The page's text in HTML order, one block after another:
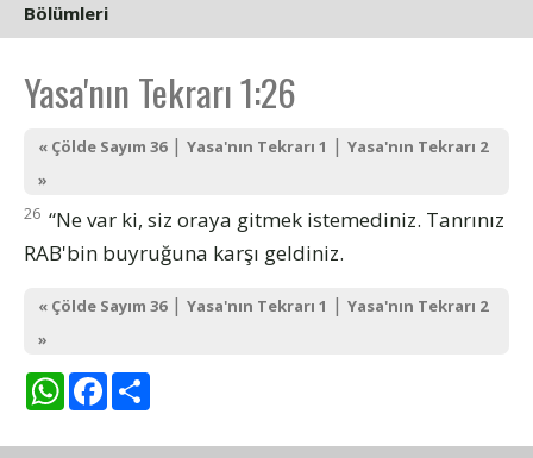
Bölümleri
Yasa'nın Tekrarı 1:26
« Çölde Sayım 36| Yasa'nın Tekrarı 1 | Yasa'nın Tekrarı 2
»
26 “Ne var ki, siz oraya gitmek istemediniz. Tanrınız
RAB'bin buyruğuna karşı geldiniz.
« Çölde Sayım 36| Yasa'nın Tekrarı 1 | Yasa'nın Tekrarı 2
»
WhatsAppFacebook